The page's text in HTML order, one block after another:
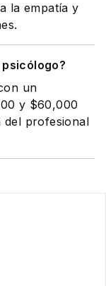
la empatía y
un
y $60,000
del profesional